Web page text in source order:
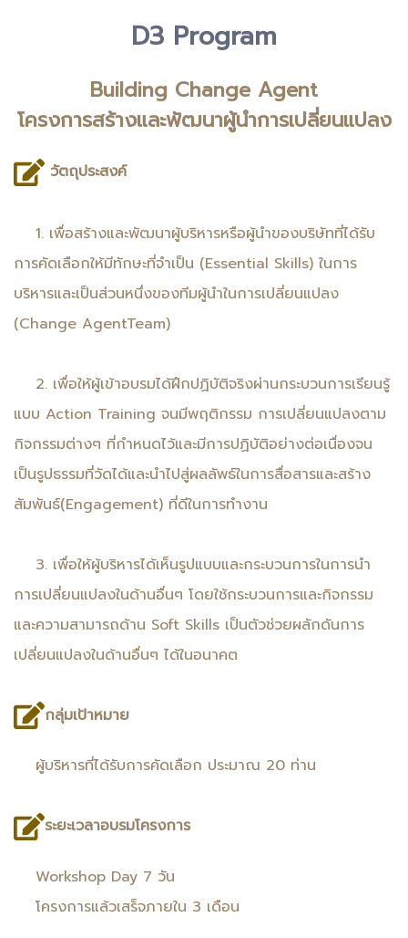
D3 Program
Building Change Agent
โครงการสร้างและพัฒนาผู้นำการเปลี่ยนแปลง
วัตถุประสงค์
1. เพื่อสร้างและพัฒนาผู้บริหารหรือผู้นำของบริษัทที่ได้รับ
การคัดเลือกให้มีทักษะที่จำเป็น (Essential Skills) ในการ
บริหารและเป็นส่วนหนึ่งของทีมผู้นำในการเปลี่ยนแปลง
(Change AgentTeam)
2. เพื่อให้ผู้เข้าอบรมได้ฝึกปฏิบัติจริงผ่านกระบวนการเรียนรู้
แบบ Action Training จนมีพฤติกรรม การเปลี่ยนแปลงตาม
กิจกรรมต่างๆ ที่กำหนดไว้และมีการปฏิบัติอย่างต่อเนื่องจน
เป็นรูปธรรมที่วัดได้และนำไปสู่ผลลัพธ์ในการสื่อสารและสร้าง
สัมพันธ์(Engagement) ที่ดีในการทำงาน
3. เพื่อให้ผู้บริหารได้เห็นรูปแบบและกระบวนการในการนำ
การเปลี่ยนแปลงในด้านอื่นๆ โดยใช้กระบวนการและกิจกรรม
และความสามารถด้าน Soft Skills เป็นตัวช่วยผลักดันการ
เปลี่ยนแปลงในด้านอื่นๆ ได้ในอนาคต
กลุ่มเป้าหมาย
ผู้บริหารที่ได้รับการคัดเลือก ประมาณ 20 ท่าน
ระยะเวลาอบรมโครงการ
Workshop Day 7 วัน
โครงการแล้วเสร็จภายใน 3 เดือน